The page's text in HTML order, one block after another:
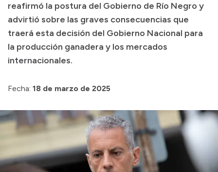
reafirmó la postura del Gobierno de Río Negro y
advirtió sobre las graves consecuencias que
traerá esta decisión del Gobierno Nacional para
la producción ganadera y los mercados
internacionales.
Fecha: 18 de marzo de 2025